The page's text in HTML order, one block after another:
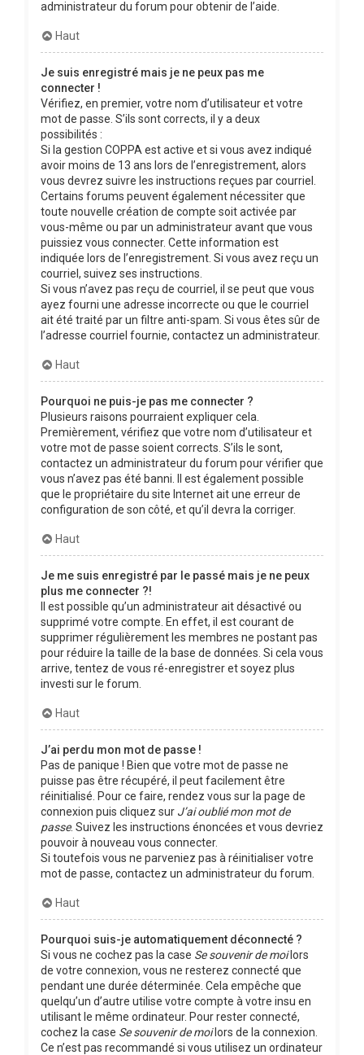
administrateur du forum pour obtenir de l’aide.
Haut
Je suis enregistré mais je ne peux pas me
connecter !
Vérifiez, en premier, votre nom d’utilisateur et votre
mot de passe. S’ils sont corrects, il y a deux
possibilités :
Si la gestion COPPA est active et si vous avez indiqué
avoir moins de 13 ans lors de l’enregistrement, alors
vous devrez suivre les instructions reçues par courriel.
Certains forums peuvent également nécessiter que
toute nouvelle création de compte soit activée par
vous-même ou par un administrateur avant que vous
puissiez vous connecter. Cette information est
indiquée lors de l’enregistrement. Si vous avez reçu un
courriel, suivez ses instructions.
Si vous n’avez pas reçu de courriel, il se peut que vous
ayez fourni une adresse incorrecte ou que le courriel
ait été traité par un filtre anti-spam. Si vous êtes sûr de
l’adresse courriel fournie, contactez un administrateur.
Haut
Pourquoi ne puis-je pas me connecter ?
Plusieurs raisons pourraient expliquer cela.
Premièrement, vérifiez que votre nom d’utilisateur et
votre mot de passe soient corrects. S’ils le sont,
contactez un administrateur du forum pour vérifier que
vous n’avez pas été banni. Il est également possible
que le propriétaire du site Internet ait une erreur de
configuration de son côté, et qu’il devra la corriger.
Haut
Je me suis enregistré par le passé mais je ne peux
plus me connecter ?!
Il est possible qu’un administrateur ait désactivé ou
supprimé votre compte. En effet, il est courant de
supprimer régulièrement les membres ne postant pas
pour réduire la taille de la base de données. Si cela vous
arrive, tentez de vous ré-enregistrer et soyez plus
investi sur le forum.
Haut
J’ai perdu mon mot de passe !
Pas de panique ! Bien que votre mot de passe ne
puisse pas être récupéré, il peut facilement être
réinitialisé. Pour ce faire, rendez vous sur la page de
connexion puis cliquez sur J’ai oublié mon mot de
passe. Suivez les instructions énoncées et vous devriez
pouvoir à nouveau vous connecter.
Si toutefois vous ne parveniez pas à réinitialiser votre
mot de passe, contactez un administrateur du forum.
Haut
Pourquoi suis-je automatiquement déconnecté ?
Si vous ne cochez pas la case Se souvenir de moilors
de votre connexion, vous ne resterez connecté que
pendant une durée déterminée. Cela empêche que
quelqu’un d’autre utilise votre compte à votre insu en
utilisant le même ordinateur. Pour rester connecté,
cochez la case Se souvenir de moilors de la connexion.
Ce n’est pas recommandé si vous utilisez un ordinateur